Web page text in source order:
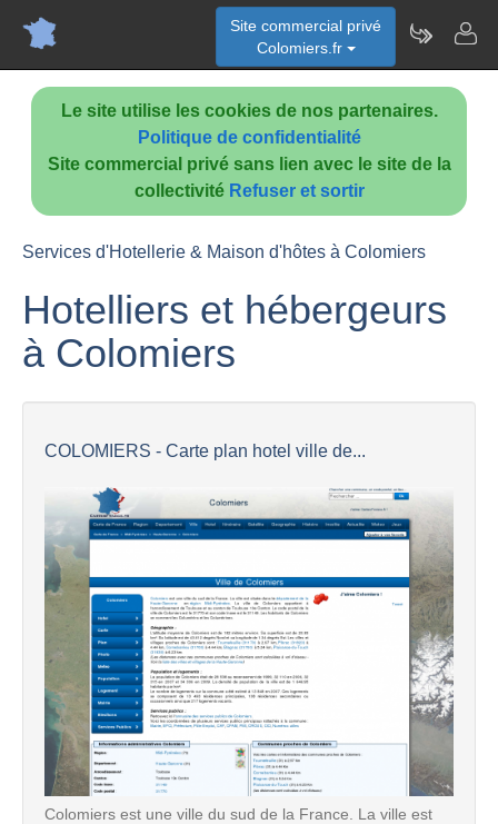
Le site utilise les cookies de nos partenaires.
Politique de confidentialité
Site commercial privé sans lien avec le site de la
collectivité Refuser et sortir
Site commercial privé
Colomiers.fr
Services d'Hotellerie & Maison d'hôtes à Colomiers
Hotelliers et hébergeurs
à Colomiers
COLOMIERS - Carte plan hotel ville de...
Colomiers est une ville du sud de la France. La ville est